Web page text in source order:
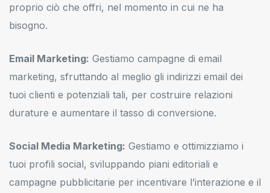
proprio ciò che offri, nel momento in cui ne ha
bisogno.
Email Marketing: Gestiamo campagne di email
marketing, sfruttando al meglio gli indirizzi email dei
tuoi clienti e potenziali tali, per costruire relazioni
durature e aumentare il tasso di conversione.
Social Media Marketing: Gestiamo e ottimizziamo i
tuoi profili social, sviluppando piani editoriali e
campagne pubblicitarie per incentivare l’interazione e il